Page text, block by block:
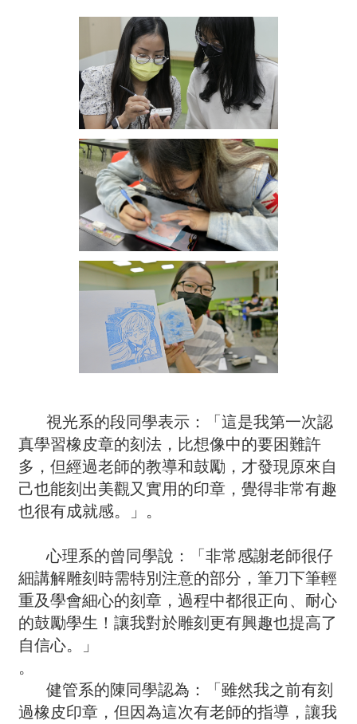
視光系的段同學表示：「這是我第一次認
真學習橡皮章的刻法，比想像中的要困難許
多，但經過老師的教導和鼓勵，才發現原來自
己也能刻出美觀又實用的印章，覺得非常有趣
也很有成就感。」。
心理系的曾同學說：「非常感謝老師很仔
細講解雕刻時需特別注意的部分，筆刀下筆輕
重及學會細心的刻章，過程中都很正向、耐心
的鼓勵學生！讓我對於雕刻更有興趣也提高了
自信心。」
。
健管系的陳同學認為：「雖然我之前有刻
過橡皮印章，但因為這次有老師的指導，讓我